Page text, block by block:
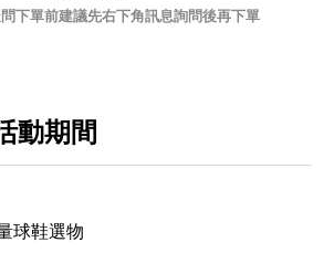
問下單前建議先右下角訊息詢問後再下單
動期間
球鞋選物